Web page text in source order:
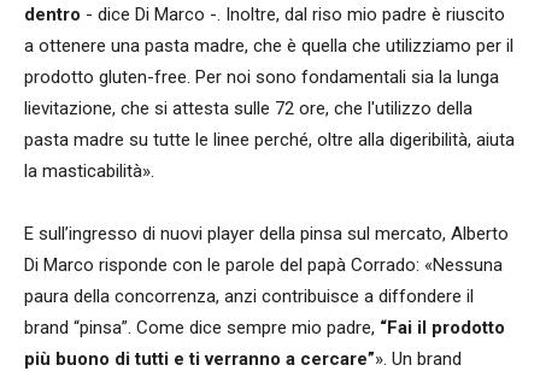
dentro - dice Di Marco -. Inoltre, dal riso mio padre è riuscito
a ottenere una pasta madre, che è quella che utilizziamo per il
prodotto gluten-free. Per noi sono fondamentali sia la lunga
lievitazione, che si attesta sulle 72 ore, che l'utilizzo della
pasta madre su tutte le linee perché, oltre alla digeribilità, aiuta
la masticabilità».
E sull’ingresso di nuovi player della pinsa sul mercato, Alberto
Di Marco risponde con le parole del papà Corrado: «Nessuna
paura della concorrenza, anzi contribuisce a diffondere il
brand “pinsa”. Come dice sempre mio padre, “Fai il prodotto
più buono di tutti e ti verranno a cercare”». Un brand